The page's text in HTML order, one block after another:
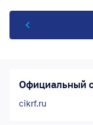
Официальный
cikrf.ru